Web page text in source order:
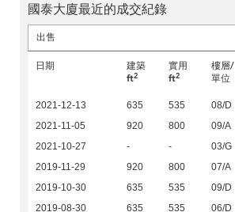
國泰大廈最近的成交紀錄
出售
日期
建築
ft2
實用
ft2
樓層/
單位
2021-12-13 635 535 08/D
2021-11-05 920 800 09/A
2021-10-27 - - 03/G
2019-11-29 920 800 07/A
2019-10-30 635 535 09/D
2019-08-30 635 535 06/D